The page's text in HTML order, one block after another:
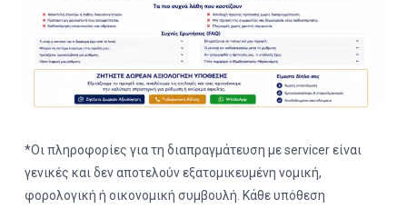
*Οι πληροφορίες για τη διαπραγμάτευση με servicer είναι
γενικές και δεν αποτελούν εξατομικευμένη νομική,
φορολογική ή οικονομική συμβουλή. Κάθε υπόθεση